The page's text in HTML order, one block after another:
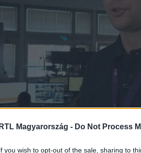
RTL Magyarország - Do Not Process
you wish to opt-out of the sale, sharing to